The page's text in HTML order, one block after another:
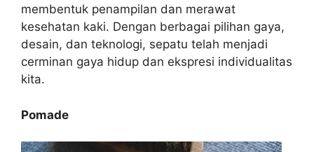
membentuk penampilan dan merawat
kesehatan kaki. Dengan berbagai pilihan gaya,
desain, dan teknologi, sepatu telah menjadi
cerminan gaya hidup dan ekspresi individualitas
kita.
Pomade